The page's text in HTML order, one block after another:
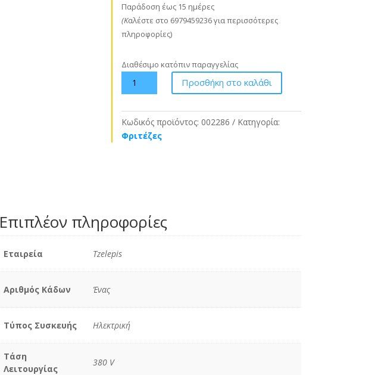
Παράδοση έως 15 ημέρες
(Καλέστε στο 6979459236 για περισσότερες
πληροφορίες)
Διαθέσιμο κατόπιν παραγγελίας
Φριτέζα
Μονή
-
ΤΖΕΘΑΝ
ποσότητα
Προσθήκη στο καλάθι
Κωδικός προϊόντος: 002286
Κατηγορία:
Φριτέζες
Επιπλέον πληροφορίες
Εταιρεία Tzelepis
Αριθμός Κάδων Ένας
Τύπος Συσκευής Ηλεκτρική
Τάση
Λειτουργίας
380 V